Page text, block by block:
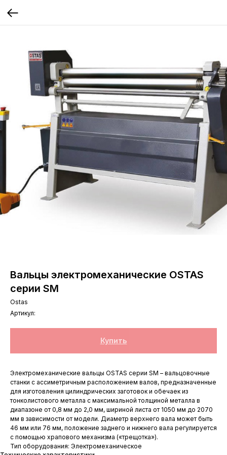
Вальцы электромеханические OSTAS
серии SM
Ostas
Артикул:
Купить
Электромеханические вальцы OSTAS серии SM – вальцовочные
станки с ассиметричным расположением валов, предназначенные
для изготовления цилиндрических заготовок и обечаек из
тонколистового металла с максимальной толщиной металла в
диапазоне от 0,8 мм до 2,0 мм, шириной листа от 1050 мм до 2070
мм в зависимости от модели. Диаметр верхнего вала может быть
46 мм или 76 мм, положение заднего и нижнего вала регулируется
с помощью храпового механизма («трещотка»).
Тип оборудования: Электромеханическое